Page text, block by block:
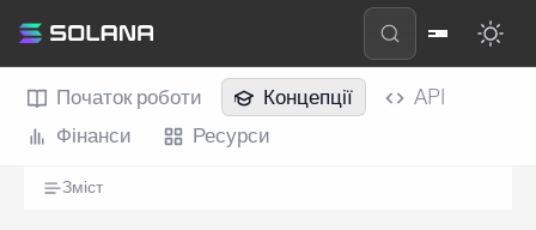
Початок роботи Концепції
API
Фінанси
Ресурси
Зміст